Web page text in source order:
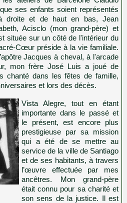
ses enfants soient représentés
droite et de haut en bas, Jean
Acisclo (mon grand-père) et
située sur un côté de l'intérieur du
Cœur préside à la vie familiale.
Jacques à cheval, à l'arcade
mon frère José Luis a joué de
chanté dans les fêtes de famille,
et lors des décès.
Vista Alegre, tout en étant
importante dans le passé et
le présent, est encore plus
prestigieuse par sa mission
qui a été de se mettre au
service de la ville de Santiago
et de ses habitants, à travers
l’œuvre effectuée par mes
ancêtres. Mon grand-père
était connu pour sa charité et
son sens de la justice. Il est